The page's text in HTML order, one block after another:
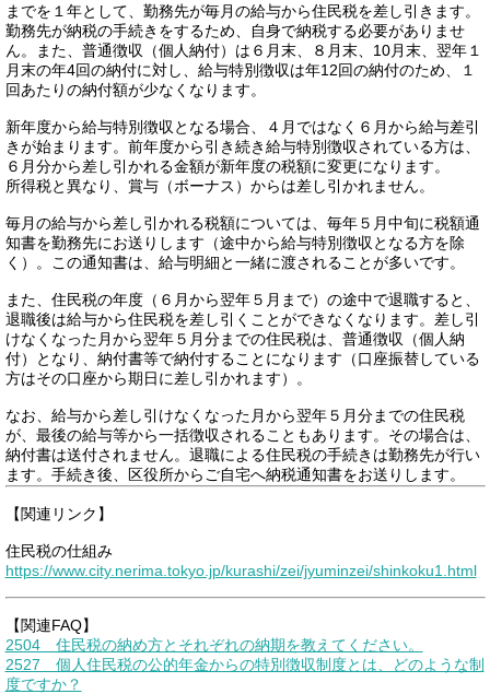
までを１年として、勤務先が毎月の給与から住民税を差し引きます。
勤務先が納税の手続きをするため、自身で納税する必要がありませ
ん。また、普通徴収（個人納付）は６月末、８月末、10月末、翌年１
月末の年4回の納付に対し、給与特別徴収は年12回の納付のため、１
回あたりの納付額が少なくなります。
新年度から給与特別徴収となる場合、４月ではなく６月から給与差引
きが始まります。前年度から引き続き給与特別徴収されている方は、
６月分から差し引かれる金額が新年度の税額に変更になります。
所得税と異なり、賞与（ボーナス）からは差し引かれません。
毎月の給与から差し引かれる税額については、毎年５月中旬に税額通
知書を勤務先にお送りします（途中から給与特別徴収となる方を除
く）。この通知書は、給与明細と一緒に渡されることが多いです。
また、住民税の年度（６月から翌年５月まで）の途中で退職すると、
退職後は給与から住民税を差し引くことができなくなります。差し引
けなくなった月から翌年５月分までの住民税は、普通徴収（個人納
付）となり、納付書等で納付することになります（口座振替している
方はその口座から期日に差し引かれます）。
なお、給与から差し引けなくなった月から翌年５月分までの住民税
が、最後の給与等から一括徴収されることもあります。その場合は、
納付書は送付されません。退職による住民税の手続きは勤務先が行い
ます。手続き後、区役所からご自宅へ納税通知書をお送りします。
【関連リンク】
住民税の仕組み
https://www.city.nerima.tokyo.jp/kurashi/zei/jyuminzei/shinkoku1.html
【関連FAQ】
2504 住民税の納め方とそれぞれの納期を教えてください。
2527 個人住民税の公的年金からの特別徴収制度とは、どのような制
度ですか？